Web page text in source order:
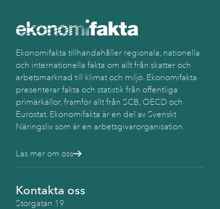
Ekonomifakta tillhandahåller regionala, nationella
och internationella fakta om allt från skatter och
arbetsmarknad till klimat och miljö. Ekonomifakta
presenterar fakta och statistik från offentliga
primärkällor, framför allt från SCB, OECD och
Eurostat. Ekonomifakta är en del av Svenskt
Näringsliv som är en arbetsgivarorganisation.
Läs mer om oss
Kontakta oss
Storgatan 19